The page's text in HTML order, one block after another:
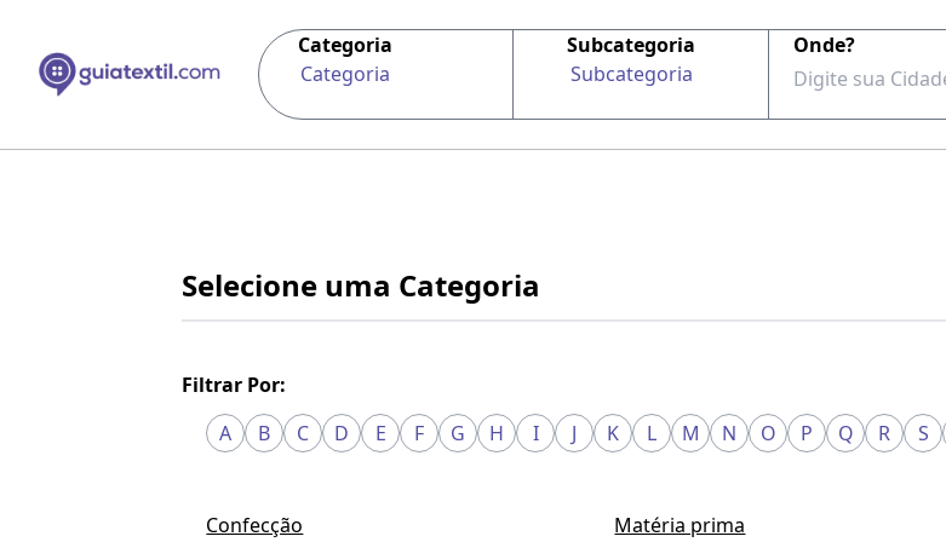
Categoria
Categoria
Subcategoria
Subcategoria
Onde?
Selecione uma Categoria
Filtrar Por:
A
B C D E F G H I J K L M N O P Q R S
Confecção Matéria prima